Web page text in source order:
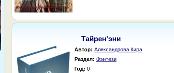
Тайрен'эни
Автор: Александрова Кира
Раздел: Фэнтези
Год: 0